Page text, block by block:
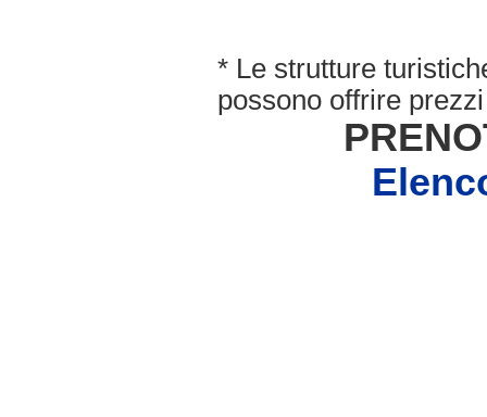
* Le strutture
possono offrire